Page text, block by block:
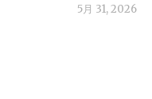
5月 31, 2026